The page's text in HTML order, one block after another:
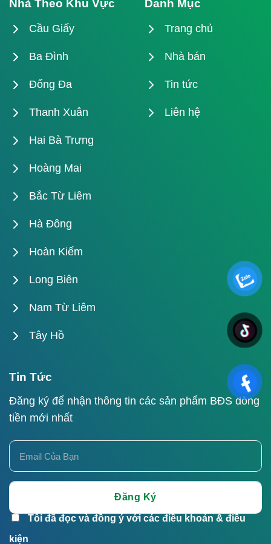
Nhà Theo Khu Vực
Cầu Giấy
Ba Đình
Đống Đa
Thanh Xuân
Hai Bà Trưng
Hoàng Mai
Bắc Từ Liêm
Hà Đông
Hoàn Kiếm
Long Biên
Nam Từ Liêm
Tây Hồ
Danh Mục
Trang chủ
Nhà bán
Tin tức
Liên hệ
Tin Tức
Đăng ký để nhận thông tin các sản phẩm BĐS dòng
tiền mới nhất
Tôi đã đọc và đồng ý với các điều khoản & điều
kiện